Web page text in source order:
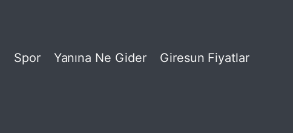
Spor Yanına Ne Gider Giresun Fiyatlar